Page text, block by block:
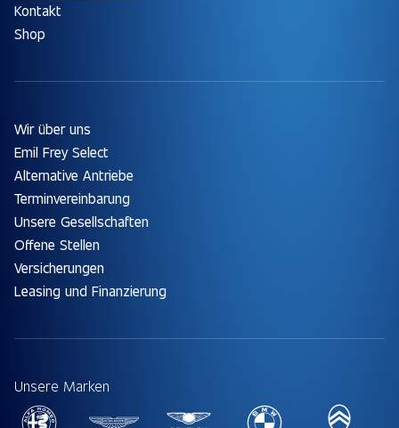
Kontakt
Shop
Wir über uns
Emil Frey Select
Alternative Antriebe
Terminvereinbarung
Unsere Gesellschaften
Offene Stellen
Versicherungen
Leasing und Finanzierung
Unsere Marken